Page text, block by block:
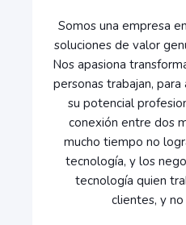
Somos una empresa
soluciones de valor
Nos apasiona
personas trabajan,
su potencial
conexión entre dos
mucho tiempo no
tecnología, y los
tecnología quien
clientes, y